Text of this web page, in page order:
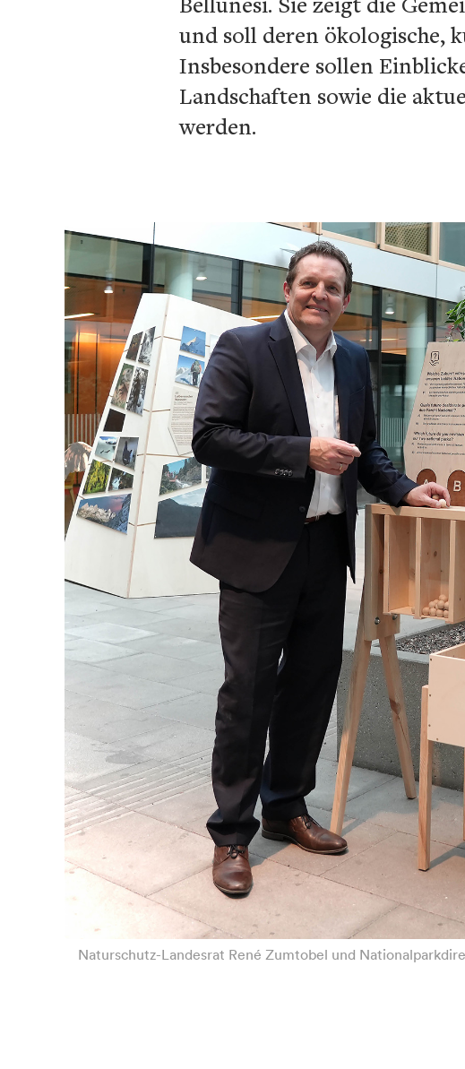
und soll deren ökologische,
Insbesondere sollen
Landschaften sowie die
werden.
Naturschutz-Landesrat René Zumtobel und